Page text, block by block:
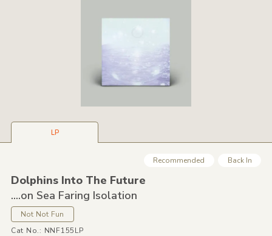
LP
Recommended Back In
Dolphins Into The Future
....on Sea Faring Isolation
Not Not Fun
Cat No.: NNF155LP